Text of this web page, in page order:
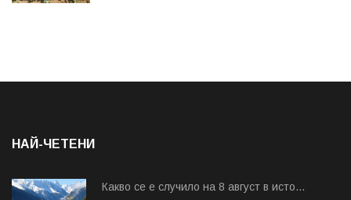
НАЙ-ЧЕТЕНИ
Какво се е случило на 8 август в исто...